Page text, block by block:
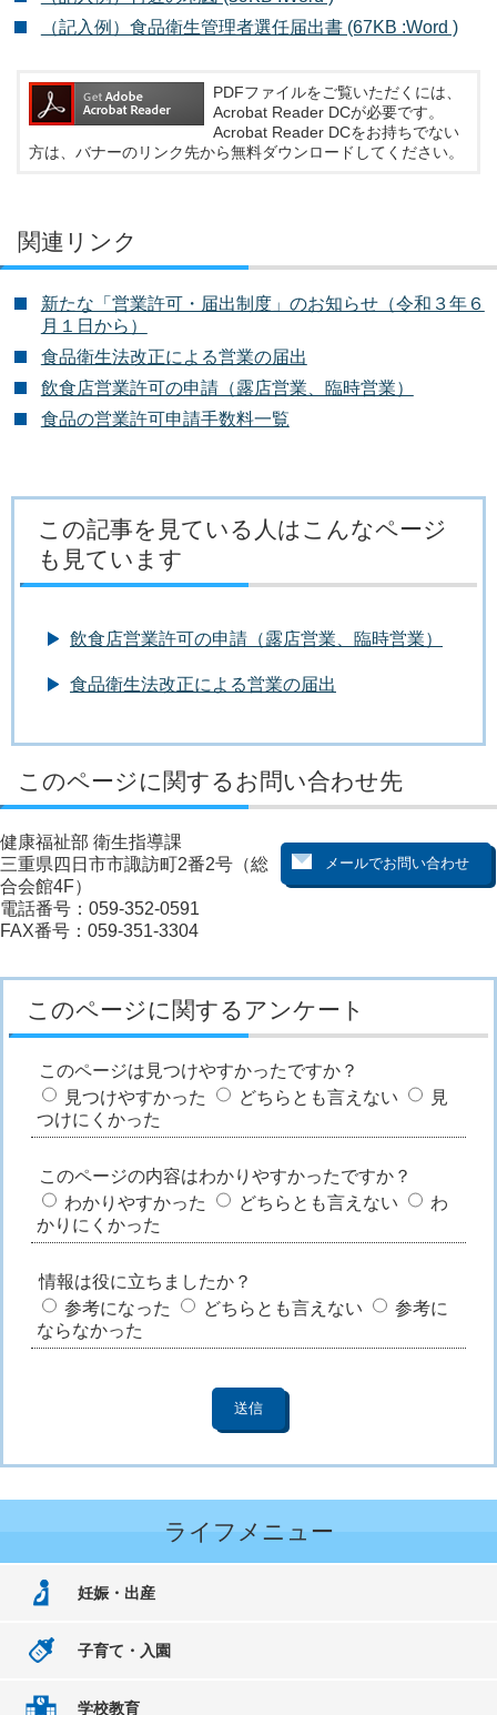
（記入例）食品衛生管理者選任届出書 (67KB :Word )
PDFファイルをご覧いただくには、
Acrobat Reader DCが必要です。
Acrobat Reader DCをお持ちでない
方は、バナーのリンク先から無料ダウンロードしてください。
関連リンク
新たな「営業許可・届出制度」のお知らせ（令和３年６
月１日から）
食品衛生法改正による営業の届出
飲食店営業許可の申請（露店営業、臨時営業）
食品の営業許可申請手数料一覧
この記事を見ている人はこんなページ
も見ています
飲食店営業許可の申請（露店営業、臨時営業）
食品衛生法改正による営業の届出
このページに関するお問い合わせ先
健康福祉部 衛生指導課
三重県四日市市諏訪町2番2号（総
合会館4F）
電話番号：059-352-0591
FAX番号：059-351-3304
このページに関するアンケート
このページは見つけやすかったですか？
見つけやすかった
どちらとも言えない
見
つけにくかった
このページの内容はわかりやすかったですか？
わかりやすかった
どちらとも言えない
わ
かりにくかった
情報は役に立ちましたか？
参考になった
どちらとも言えない
参考に
ならなかった
ライフメニュー
妊娠・出産
子育て・入園
学校教育